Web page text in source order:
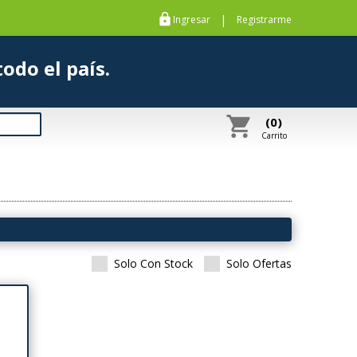
https Ingresar | Registrarme
a todo el país.
shopping_cart (0)
Carrito
Solo Con Stock Solo Ofertas